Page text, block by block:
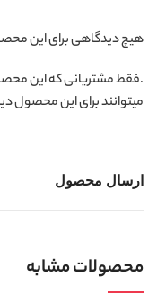
هیچ دیدگاهی برای این
.فقط مشتریانی که این
میتوانند برای این محصول
ارسال محصول
محصولات مشابه